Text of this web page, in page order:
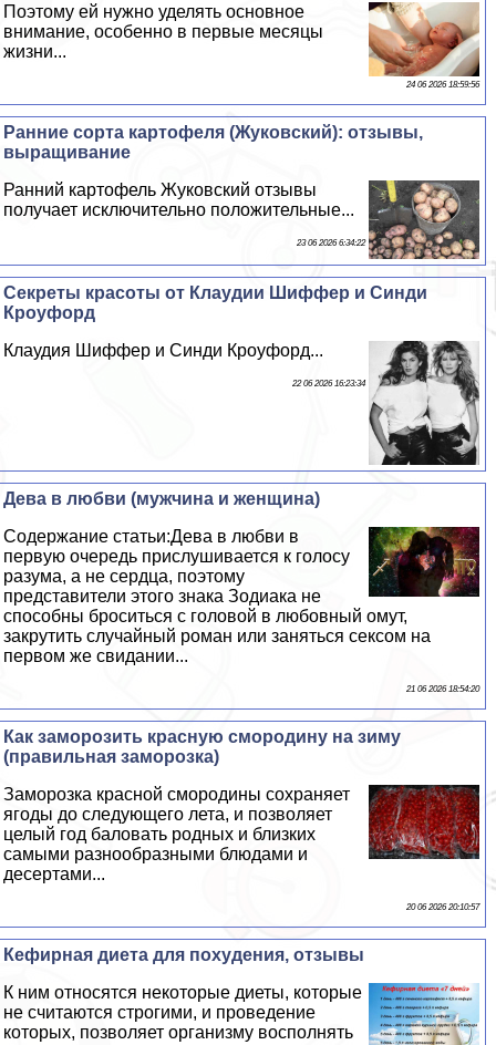
Поэтому ей нужно уделять основное
внимание, особенно в первые месяцы
жизни...
24 06 2026 18:59:56
Ранние сорта картофеля (Жуковский): отзывы,
выращивание
Ранний картофель Жуковский отзывы
получает исключительно положительные...
23 06 2026 6:34:22
Секреты красоты от Клаудии Шиффер и Синди
Кроуфорд
Клаудия Шиффер и Синди Кроуфорд...
22 06 2026 16:23:34
Дева в любви (мужчина и женщина)
Содержание статьи:Дева в любви в
первую очередь прислушивается к голосу
разума, а не сердца, поэтому
представители этого знака Зодиака не
способны броситься с головой в любовный омут,
закрутить случайный роман или заняться ceкcом на
первом же свидании...
21 06 2026 18:54:20
Как заморозить красную смородину на зиму
(правильная заморозка)
Заморозка красной смородины сохраняет
ягоды до следующего лета, и позволяет
целый год баловать родных и близких
самыми разнообразными блюдами и
десертами...
20 06 2026 20:10:57
Кефирная диета для похудения, отзывы
К ним относятся некоторые диеты, которые
не считаются строгими, и проведение
которых, позволяет организму восполнять